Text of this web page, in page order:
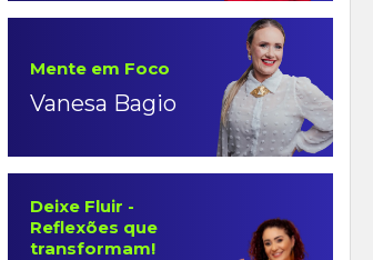
Mente em Foco
Vanesa Bagio
Deixe Fluir -
Reflexões que
transformam!